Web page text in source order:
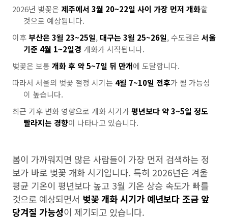
2026년 벚꽃은 제주에서 3월 20~22일 사이 가장 먼저 개화할
것으로 예상됩니다.
이후부산은 3월 23~25일, 대구는 3월 25~26일, 수도권은 서울
기준 4월 1~2일경 개화가 시작됩니다.
벚꽃은 보통 개화 후 약 5~7일 뒤 만개에 도달합니다.
따라서 서울의 벚꽃 절정 시기는 4월 7~10일 전후가 될 가능성
이 높습니다.
최근 기후 변화 영향으로 개화 시기가평년보다 약 3~5일 정도
빨라지는 경향이 나타나고 있습니다.
봄이 가까워지면 많은 사람들이 가장 먼저 검색하는 정
보가 바로 벚꽃 개화 시기입니다. 특히 2026년은 겨울
평균 기온이 평년보다 높고 3월 기온 상승 속도가 빠를
것으로 예상되면서 벚꽃 개화 시기가 예년보다 조금 앞
당겨질 가능성이 제기되고 있습니다.